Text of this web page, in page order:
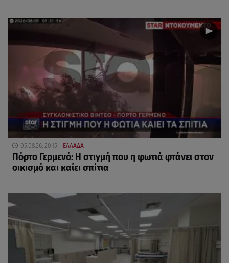
05.08.26, 20:15 ΕΛΛΑΔΑ
Πόρτο Γερμενό: Η στιγμή που η φωτιά φτάνει στον
οικισμό και καίει σπίτια